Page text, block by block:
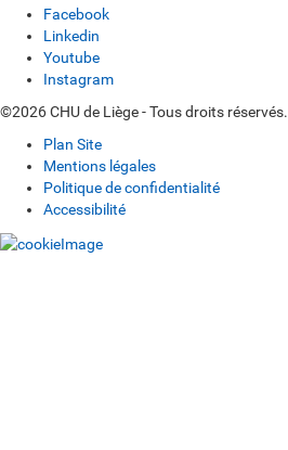
Facebook
Linkedin
Youtube
Instagram
©2026 CHU de Liège - Tous droits réservés.
Plan Site
Mentions légales
Politique de confidentialité
Accessibilité